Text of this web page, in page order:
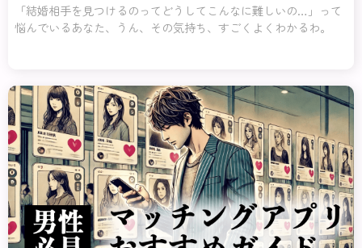
「結婚相手を見つけるのってどうしてこんなに難しいの…」って
悩んでいるあなた、うん、その気持ち、すごくよくわかるわ。